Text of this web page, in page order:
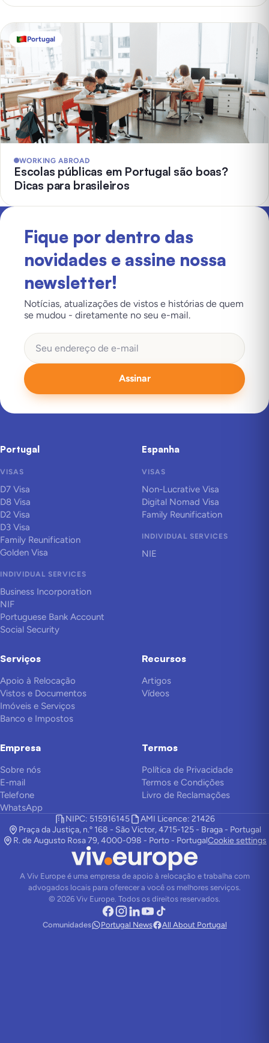
Portugal
WORKING ABROAD
Escolas públicas em Portugal são boas?
Dicas para brasileiros
Fique por dentro das
novidades e assine nossa
newsletter!
Notícias, atualizações de vistos e histórias de quem
se mudou - diretamente no seu e-mail.
Assinar
Portugal
VISAS
D7 Visa
D8 Visa
D2 Visa
D3 Visa
Family Reunification
Golden Visa
INDIVIDUAL SERVICES
Business Incorporation
NIF
Portuguese Bank Account
Social Security
Espanha
VISAS
Non-Lucrative Visa
Digital Nomad Visa
Family Reunification
INDIVIDUAL SERVICES
NIE
Serviços
Apoio à Relocação
Vistos e Documentos
Imóveis e Serviços
Banco e Impostos
Recursos
Artigos
Vídeos
Empresa
Sobre nós
E-mail
Telefone
WhatsApp
Termos
Política de Privacidade
Termos e Condições
Livro de Reclamações
NIPC: 515916145
AMI Licence: 21426
Praça da Justiça, n.º 168 - São Victor, 4715-125 - Braga - Portugal
R. de Augusto Rosa 79, 4000-098 - Porto - PortugalCookie settings
A Viv Europe é uma empresa de apoio à relocação e trabalha com
advogados locais para oferecer a você os melhores serviços.
© 2026 Viv Europe. Todos os direitos reservados.
Comunidades Portugal News All About Portugal